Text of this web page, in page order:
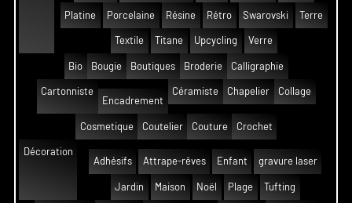
Platine Porcelaine Résine Rétro Swarovski Terre
Textile Titane Upcycling Verre
Bio Bougie Boutiques Broderie Calligraphie
Cartonniste
Encadrement
Céramiste Chapelier Collage
Cosmetique Coutelier Couture Crochet
Décoration
Adhésifs
Attrape-rêves Enfant gravure laser
Jardin Maison Noël Plage Tufting